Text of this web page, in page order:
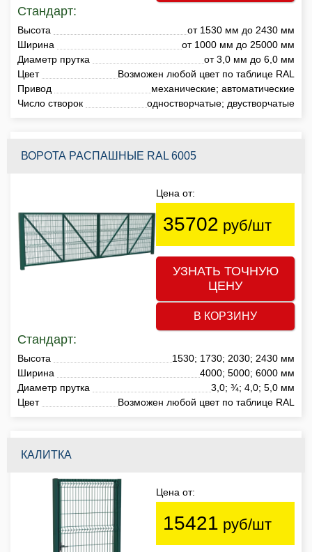
Стандарт:
Высота
от 1530 мм до 2430 мм
Ширина
от 1000 мм до 25000 мм
Диаметр прутка
от 3,0 мм до 6,0 мм
Цвет
Возможен любой цвет по таблице RAL
Привод
механические; автоматические
Число створок
одностворчатые; двустворчатые
ВОРОТА РАСПАШНЫЕ RAL 6005
Цена от:
35702 руб/шт
УЗНАТЬ ТОЧНУЮ
ЦЕНУ
В КОРЗИНУ
Стандарт:
Высота
1530; 1730; 2030; 2430 мм
Ширина
4000; 5000; 6000 мм
Диаметр прутка
3,0; ¾; 4,0; 5,0 мм
Цвет
Возможен любой цвет по таблице RAL
КАЛИТКА
Цена от:
15421 руб/шт